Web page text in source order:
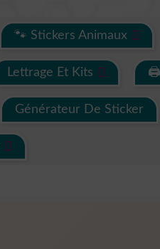
🐾 Stickers Animaux
Lettrage Et Kits 🖨
Générateur De Sticker